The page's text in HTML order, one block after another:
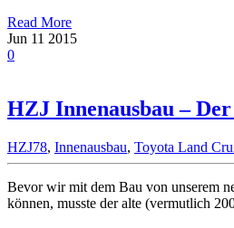
Read More
Jun 11 2015
0
HZJ Innenausbau –
HZJ78, Innenausbau, Toyota Land
Bevor wir mit dem Bau von unserem
können, musste der alte (vermutlich